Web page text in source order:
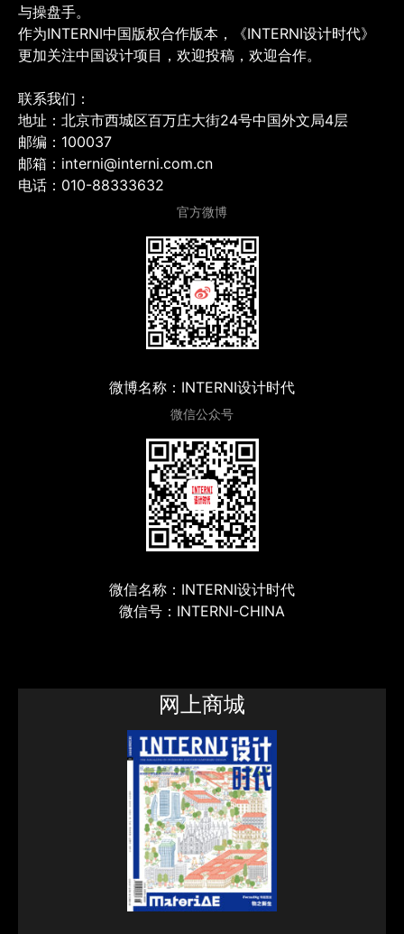
与操盘手。
作为INTERNI中国版权合作版本，《INTERNI设计时代》
更加关注中国设计项目，欢迎投稿，欢迎合作。
联系我们：
地址：北京市西城区百万庄大街24号中国外文局4层
邮编：100037
邮箱：interni@interni.com.cn
电话：010-88333632
官方微博
微博名称：INTERNI设计时代
微信公众号
微信名称：INTERNI设计时代
微信号：INTERNI-CHINA
网上商城